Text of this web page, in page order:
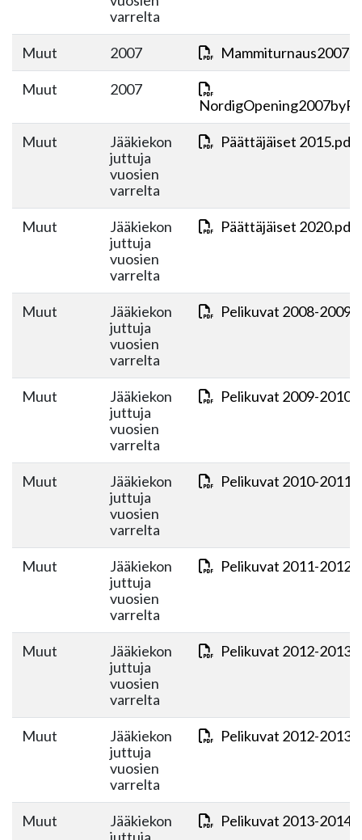
varrelta
Muut 2007
Muut
2007
Muut
Jääkiekon
juttuja
vuosien
varrelta
Päättäjäiset 2015.pdf
Muut
Jääkiekon
juttuja
vuosien
varrelta
Päättäjäiset 2020.pdf
Muut
Jääkiekon
juttuja
vuosien
varrelta
Pelikuvat 2008-
Muut
Jääkiekon
juttuja
vuosien
varrelta
Pelikuvat 2009-
Muut
Jääkiekon
juttuja
vuosien
varrelta
Pelikuvat 2010-
Muut
Jääkiekon
juttuja
vuosien
varrelta
Pelikuvat 2011-
Muut
Jääkiekon
juttuja
vuosien
varrelta
Pelikuvat 2012-2013
Muut
Jääkiekon
juttuja
vuosien
varrelta
Pelikuvat 2012-2013
Muut
Jääkiekon
Pelikuvat 2013-2014